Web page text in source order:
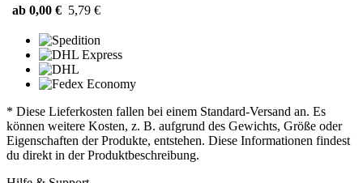
ab 0,00 € 5,79 €
* Diese Lieferkosten fallen bei einem Standard-Versand an. Es
können weitere Kosten, z. B. aufgrund des Gewichts, Größe oder
Eigenschaften der Produkte, entstehen. Diese Informationen findest
du direkt in der Produktbeschreibung.